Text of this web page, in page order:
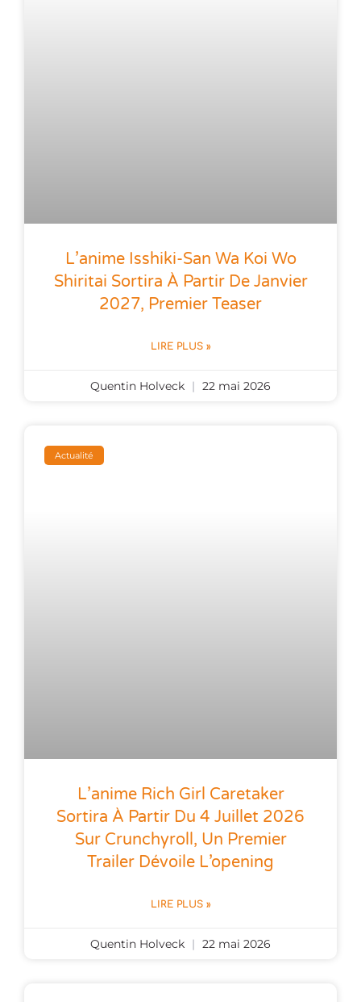
L’anime Isshiki-San Wa Koi Wo
Shiritai Sortira À Partir De Janvier
2027, Premier Teaser
LIRE PLUS »
Quentin Holveck 22 mai 2026
Actualité
L’anime Rich Girl Caretaker
Sortira À Partir Du 4 Juillet 2026
Sur Crunchyroll, Un Premier
Trailer Dévoile L’opening
LIRE PLUS »
Quentin Holveck 22 mai 2026